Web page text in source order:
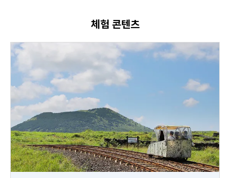
체험 콘텐츠